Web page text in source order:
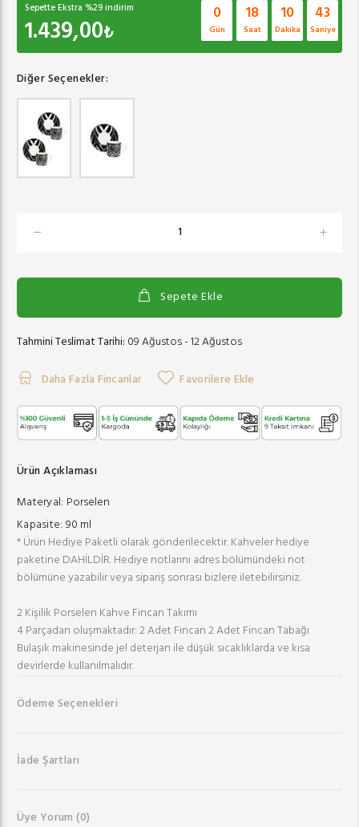
Sepette Ekstra %29indirim
1.439,00₺
0
Gün
18
Saat
10
Dakika
42
Saniye
Diğer Seçenekler:
Sepete Ekle
Tahmini Teslimat Tarihi: 09 Ağustos - 12 Ağustos
Daha Fazla Fincanlar Favorilere Ekle
Ürün Açıklaması
Materyal: Porselen
Kapasite: 90 ml
* Ürün Hediye Paketli olarak gönderilecektir. Kahveler hediye
paketine DAHİLDİR. Hediye notlarını adres bölümündeki not
bölümüne yazabilir veya sipariş sonrası bizlere iletebilirsiniz.
2 Kişilik Porselen Kahve Fincan Takımı
4 Parçadan oluşmaktadır: 2 Adet Fincan 2 Adet Fincan Tabağı
Bulaşık makinesinde jel deterjan ile düşük sıcaklıklarda ve kısa
devirlerde kullanılmalıdır.
Ödeme Seçenekleri
İade Şartları
Üye Yorum(0)